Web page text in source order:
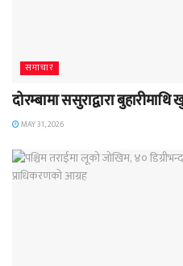
समाचार
दोरम्बामा ससुराद्वारा
MAY 31, 2026